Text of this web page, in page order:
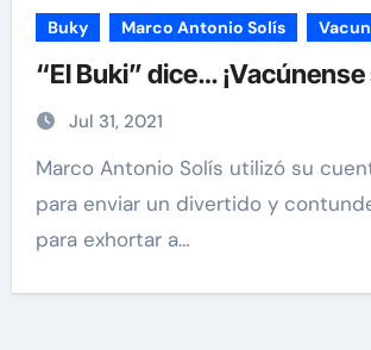
Buky Marco Antonio Solís
“El Buki” dice…
Jul 31, 2021
Marco Antonio Solís utilizó su cuenta de twitter
para enviar un divertido y
para exhortar a…